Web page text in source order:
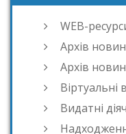
WEB-
Архів
Архів
Віртуальні
Видатні